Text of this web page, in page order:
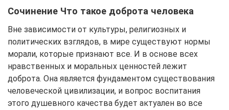
Сочинение Что такое доброта человека
Вне зависимости от культуры, религиозных и
политических взглядов, в мире существуют нормы
морали, которые признают все. И в основе всех
нравственных и моральных ценностей лежит
доброта. Она является фундаментом существования
человеческой цивилизации, и вопрос воспитания
этого душевного качества будет актуален во все